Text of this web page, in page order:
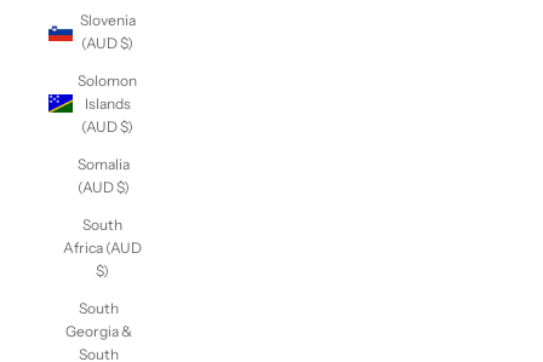
Slovenia
(AUD $)
Solomon
Islands
(AUD $)
Somalia
(AUD $)
South
Africa
(AUD $)
South
Georgia &
South